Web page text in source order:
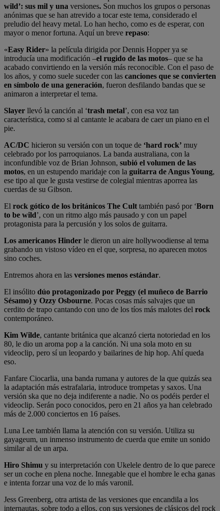
wild’: sus mil y una versiones. Son muchos los grupos o personas
anónimas que se han atrevido a tocar este tema, considerado el
preludio del heavy metal. Lo han hecho, como es de esperar, con
mayor o menor fortuna. Aquí un breve repaso:
«Easy Rider» la película dirigida por Dennis Hopper ya se
introducía una modificación –el rugido de las motos– que se ha
acabado convirtiendo en la versión más reconocible. Con el paso de
los años, y como suele suceder con las canciones que se convierten
en símbolo de una generación, fueron desfilando bandas que se
animaron a interpretar el tema.
Slayer llevó la canción al ‘trash metal’, con esa voz tan
característica, como si al cantante le acabara de caer un piano en el
pie.
AC/DC hicieron su versión con un toque de ‘hard rock’ muy
celebrado por los parroquianos. La banda australiana, con la
inconfundible voz de Brian Johnson, subió el volumen de las
motos, en un estupendo maridaje con la guitarra de Angus Young,
ese tipo al que le gusta vestirse de colegial mientras aporrea las
cuerdas de su Gibson.
El rock gótico de los británicos The Cult también pasó por ‘Born
to be wild’, con un ritmo algo más pausado y con un papel
protagonista para la percusión y los solos de guitarra.
Los americanos Hinder le dieron un aire hollywoodiense al tema
grabando un vistoso vídeo en el que, sorpresa, no aparecen motos
sino coches.
Entremos ahora en las versiones menos estándar.
El insólito dúo protagonizado por Peggy (el muñeco de Barrio
Sésamo) y Ozzy Osbourne. Pocas cosas más salvajes que un
cerdito de trapo cantando con uno de los tíos más malotes del rock
contemporáneo.
Kim Wilde, cantante británica que alcanzó cierta notoriedad en los
80, le dio un aroma pop a la canción. Ni una sola moto en su
videoclip, pero sí un leopardo y bailarines de hip hop. Ahí queda
eso.
Fanfare Ciocarlia, una banda rumana y autores de la que quizás sea
la adaptación más estrafalaria, introduce trompetas y saxos. Una
versión ska que no deja indiferente a nadie. No os podéis perder el
videoclip. Serán poco conocidos, pero en 21 años ya han celebrado
más de 2.000 conciertos en 16 países.
Luna Lee también llama la atención con su versión. Utiliza su
gayageum, un inmenso instrumento de cuerda que emite un sonido
similar al de un arpa.
Hiro Shimu y su interpretación con Ukelele dentro de lo que parece
ser un coche en plena noche. Innegable que el hombre le echa ganas
e intenta forzar una voz de lo más varonil.
Jess Greenberg, otra artista de las versiones que encandila a los
internautas, sobre todo a ellos, con sus versiones de clásicos del rock